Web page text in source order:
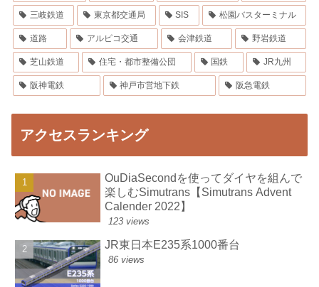
三岐鉄道 東京都交通局 SIS 松園バスターミナル
道路 アルピコ交通 会津鉄道 野岩鉄道
芝山鉄道 住宅・都市整備公団 国鉄 JR九州
阪神電鉄 神戸市営地下鉄 阪急電鉄
アクセスランキング
OuDiaSecondを使ってダイヤを組んで
楽しむSimutrans【Simutrans Advent
Calender 2022】
123 views
JR東日本E235系1000番台
86 views